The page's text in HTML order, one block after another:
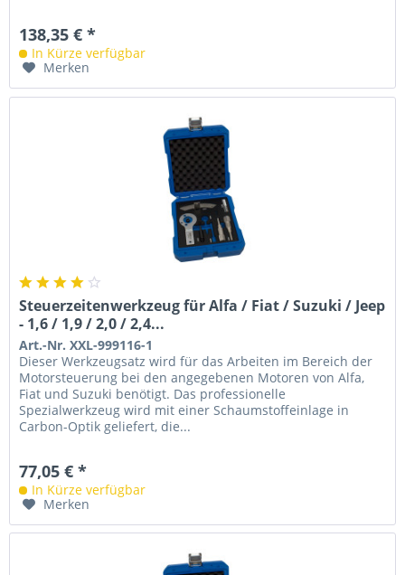
138,35 € *
In Kürze verfügbar
Merken
Steuerzeitenwerkzeug für Alfa / Fiat / Suzuki / Jeep
- 1,6 / 1,9 / 2,0 / 2,4...
Art.-Nr. XXL-999116-1
Dieser Werkzeugsatz wird für das Arbeiten im Bereich der
Motorsteuerung bei den angegebenen Motoren von Alfa,
Fiat und Suzuki benötigt. Das professionelle
Spezialwerkzeug wird mit einer Schaumstoffeinlage in
Carbon-Optik geliefert, die...
77,05 € *
In Kürze verfügbar
Merken